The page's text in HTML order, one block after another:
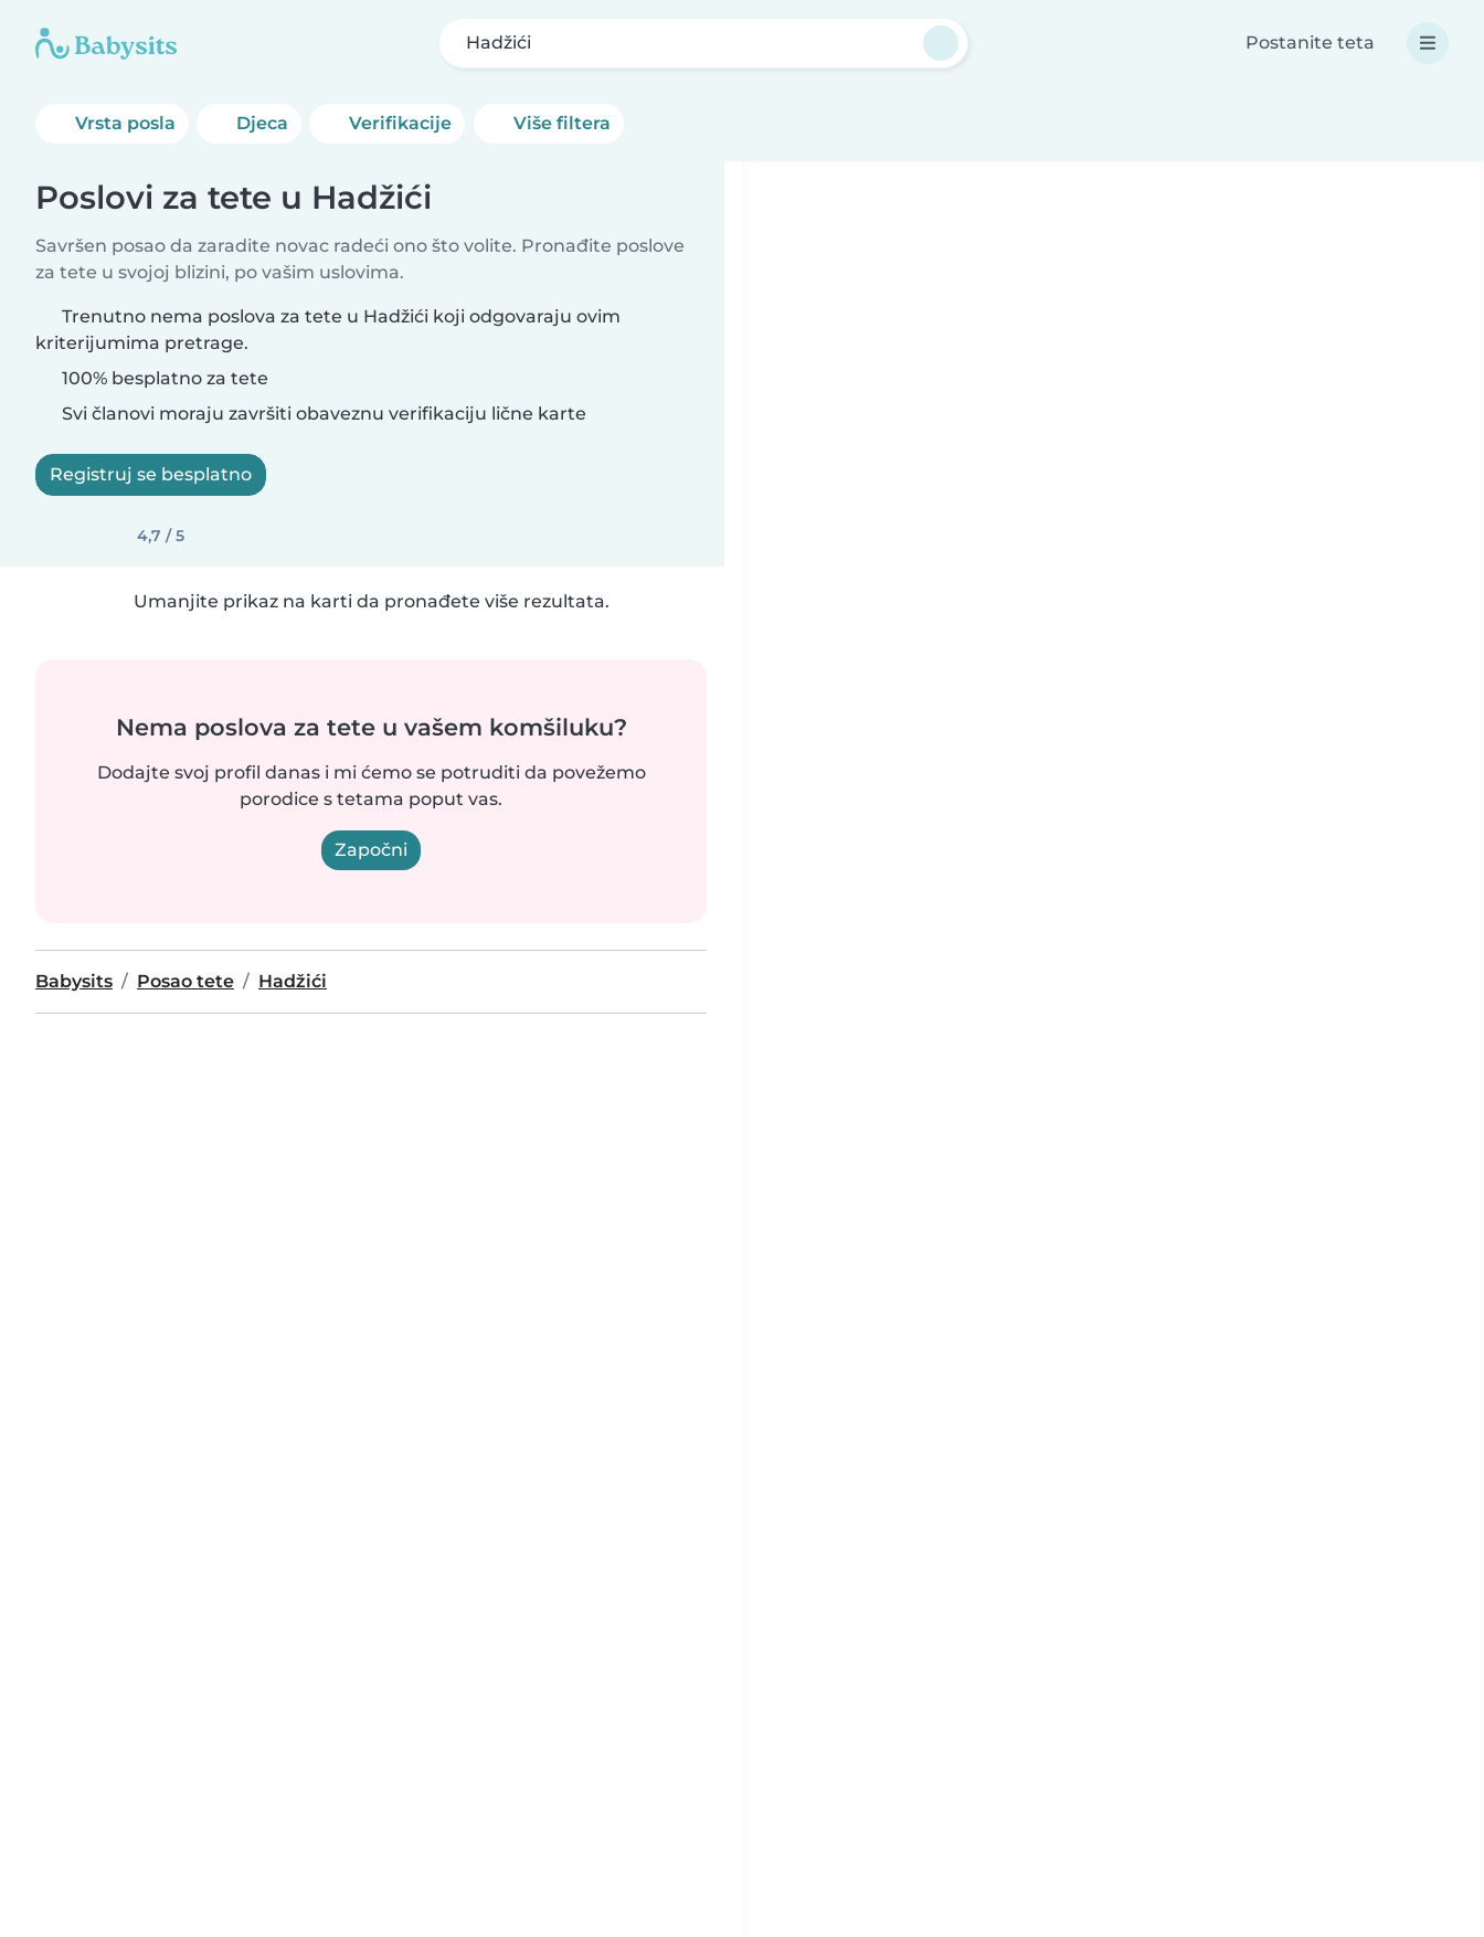
Hadžići Postanite teta
Vrsta posla Djeca Verifikacije Više filtera
Poslovi za tete u Hadžići
Savršen posao da zaradite novac radeći ono što volite. Pronađite poslove
za tete u svojoj blizini, po vašim uslovima.
Trenutno nema poslova za tete u Hadžići koji odgovaraju ovim
kriterijumima pretrage.
100% besplatno za tete
Svi članovi moraju završiti obaveznu verifikaciju lične karte
Registruj se besplatno
4,7 / 5
Umanjite prikaz na karti da pronađete više rezultata.
Nema poslova za tete u vašem komšiluku?
Dodajte svoj profil danas i mi ćemo se potruditi da povežemo
porodice s tetama poput vas.
Započni
Babysits Posao tete Hadžići